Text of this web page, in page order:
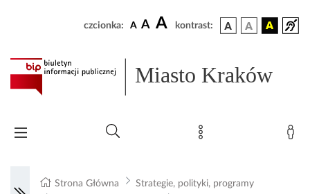
czcionka: A A A kontrast:
Miasto Kraków
Strona Główna
Strategie, polityki, programy